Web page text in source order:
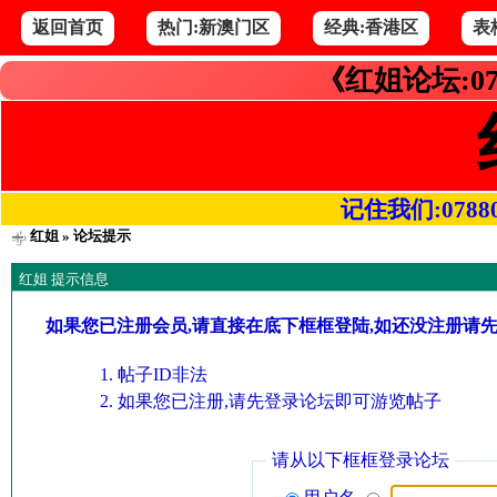
返回首页 热门:新澳门区 经典:香港区 表
《红姐论坛
记住我们
红姐» 论坛提示
红姐 提示信息
如果您已注册会员,请直接在底下框框登陆,如还没注册请
帖子ID非法
如果您已注册,请先登录论坛即可游览帖子
请从以下框框登录论坛